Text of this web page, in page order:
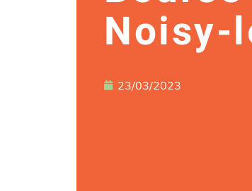
Noisy-
23/03/2023